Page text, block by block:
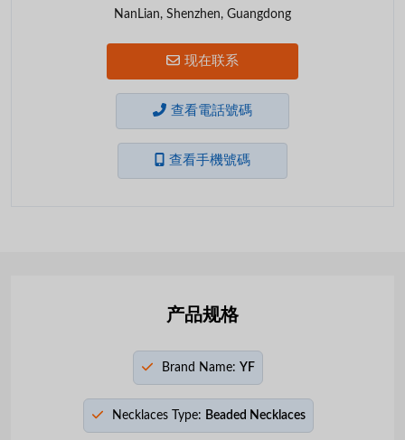
NanLian, Shenzhen, Guangdong
现在联系
查看電話號碼
查看手機號碼
产品规格
Brand Name: YF
Necklaces Type: Beaded Necklaces